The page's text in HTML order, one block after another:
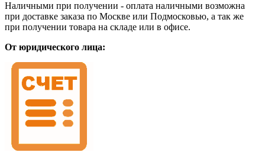
Наличными при получении - оплата наличными возможна
при доставке заказа по Москве или Подмосковью, а так же
при получении товара на складе или в офисе.
От юридического лица: